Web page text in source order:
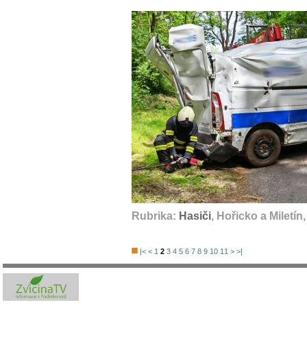
Rubrika: Hasiči, Hořicko a
|< < 1 2 3 4 5 6 7 8 9 10 11 > >|